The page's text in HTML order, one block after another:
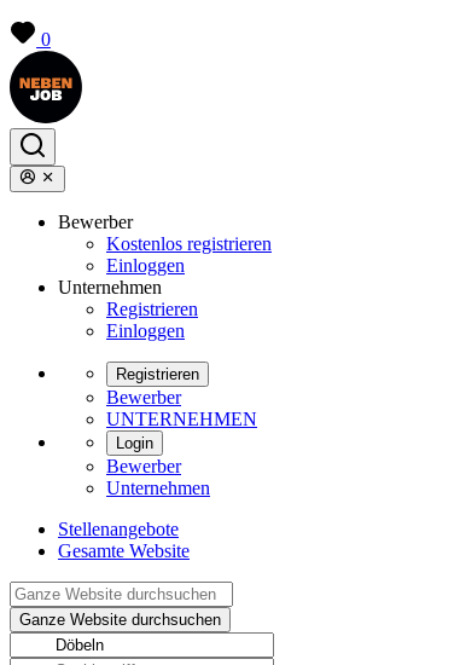
0
Bewerber
Kostenlos registrieren
Einloggen
Unternehmen
Registrieren
Einloggen
Registrieren
Bewerber
UNTERNEHMEN
Login
Bewerber
Unternehmen
Stellenangebote
Gesamte Website